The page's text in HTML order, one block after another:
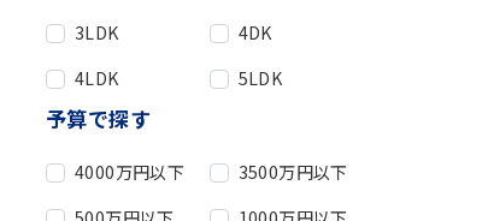
3LDK
4DK
4LDK
5LDK
予算で探す
4000万円以下
3500万円以下